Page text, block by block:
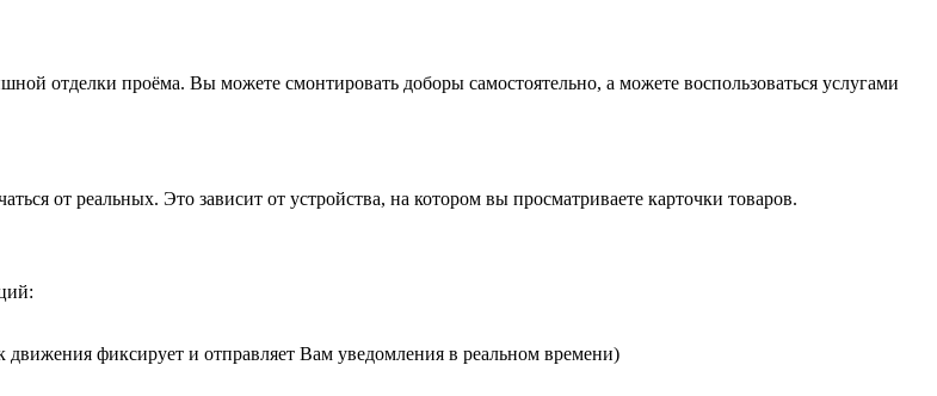
отделки проёма. Вы можете смонтировать доборы самостоятельно, а можете воспользоваться услугами
от реальных. Это зависит от устройства, на котором вы просматриваете карточки товаров.
движения фиксирует и отправляет Вам уведомления в реальном времени)